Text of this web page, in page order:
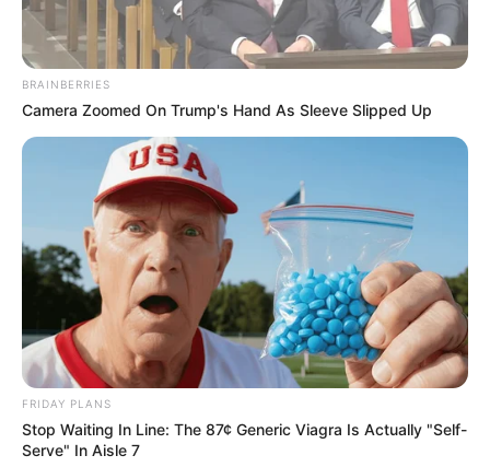
BRAINBERRIES
Camera Zoomed On Trump's Hand As Sleeve Slipped Up
FRIDAY PLANS
Stop Waiting In Line: The 87¢ Generic Viagra Is Actually "Self-
Serve" In Aisle 7